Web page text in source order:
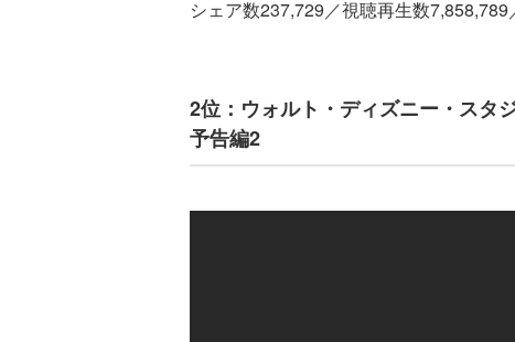
シェア数237,729／視聴再生数
2位：ウォルト・ディズニー・スタ
予告編2